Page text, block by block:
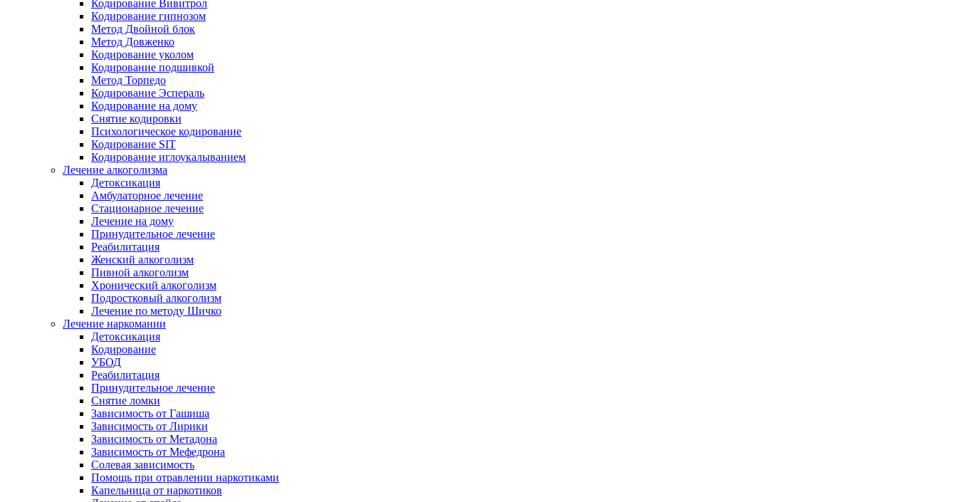
Кодирование Вивитрол
Кодирование гипнозом
Метод Двойной блок
Метод Довженко
Кодирование уколом
Кодирование подшивкой
Метод Торпедо
Кодирование Эспераль
Кодирование на дому
Снятие кодировки
Психологическое кодирование
Кодирование SIT
Кодирование иглоукалыванием
Лечение алкоголизма
Детоксикация
Амбулаторное лечение
Стационарное лечение
Лечение на дому
Принудительное лечение
Реабилитация
Женский алкоголизм
Пивной алкоголизм
Хронический алкоголизм
Подростковый алкоголизм
Лечение по методу Шичко
Лечение наркомании
Детоксикация
Кодирование
УБОД
Реабилитация
Принудительное лечение
Снятие ломки
Зависимость от Гашиша
Зависимость от Лирики
Зависимость от Метадона
Зависимость от Мефедрона
Солевая зависимость
Помощь при отравлении наркотиками
Капельница от наркотиков